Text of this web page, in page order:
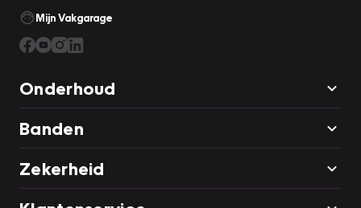
Mijn Vakgarage
Onderhoud
Banden
Zekerheid